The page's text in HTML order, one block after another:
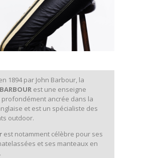
1894 par John Barbour, la
BARBOUR est une enseigne
ancrée dans la
et est un spécialiste des
outdoor.
est notamment célèbre pour ses
et ses manteaux en